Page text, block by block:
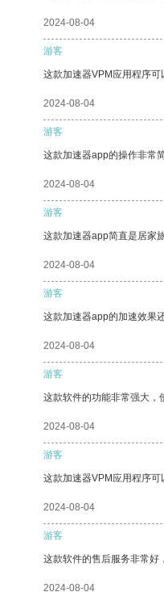
2024-08-04
游客
这款加速器VPM应用程序可
2024-08-04
游客
这款加速器app的操作非常
2024-08-04
游客
这款加速器app简直是居家
2024-08-04
游客
这款加速器app的加速效果
2024-08-04
游客
这款软件的功能非常强大，
2024-08-04
游客
这款加速器VPM应用程序可
2024-08-04
游客
这款软件的售后服务非常好
2024-08-04